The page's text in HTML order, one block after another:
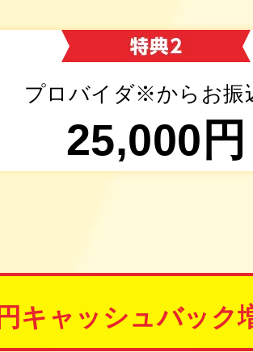
プロバイダ※からお振
25,000 円
円キャッシュバック